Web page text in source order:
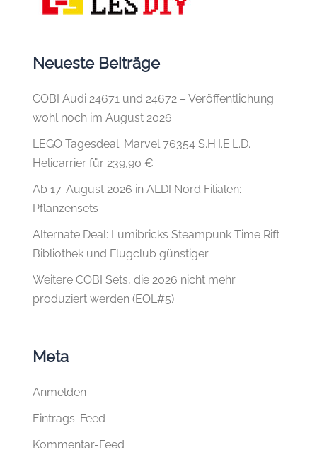
Neueste Beiträge
COBI Audi 24671 und 24672 – Veröffentlichung
wohl noch im August 2026
LEGO Tagesdeal: Marvel 76354 S.H.I.E.L.D.
Helicarrier für 239,90 €
Ab 17. August 2026 in ALDI Nord Filialen:
Pflanzensets
Alternate Deal: Lumibricks Steampunk Time Rift
Bibliothek und Flugclub günstiger
Weitere COBI Sets, die 2026 nicht mehr
produziert werden (EOL#5)
Meta
Anmelden
Eintrags-Feed
Kommentar-Feed